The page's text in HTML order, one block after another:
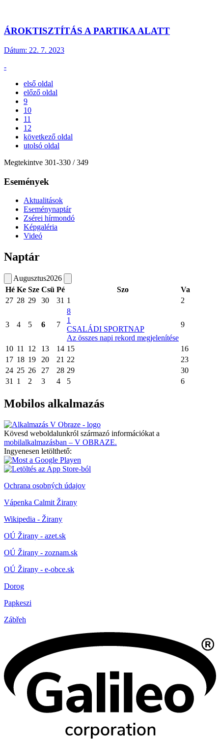
ÁROKTISZTÍTÁS A PARTIKA ALATT
Dátum: 22. 7. 2023
-
első oldal
előző oldal
9
10
11
12
következő oldal
utolsó oldal
Megtekintve 301-330 / 349
Események
Aktualitások
Eseménynaptár
Zsérei hírmondó
Képgaléria
Videó
Naptár
Augusztus2026
Hé Ke Sze Csü Pé Szo
Va
27 28 29 30 31 1 2
3 4 5 6 7
8
1
CSALÁDI SPORTNAP
Az összes napi rekord megjelenítése
9
10 11 12 13 14 15
16
17 18 19 20 21 22
23
24 25 26 27 28 29
30
31
1 2 3 4 5 6
Mobilos alkalmazás
Kövesd weboldalunkról származó információkat a
mobilalkalmazásban – V OBRAZE.
Ingyenesen letölthető:
Ochrana osobných údajov
Vápenka Calmit Žirany
Wikipedia - Žirany
OÚ Žirany - azet.sk
OÚ Žirany - zoznam.sk
OÚ Žirany - e-obce.sk
Dorog
Papkeszi
Zábřeh